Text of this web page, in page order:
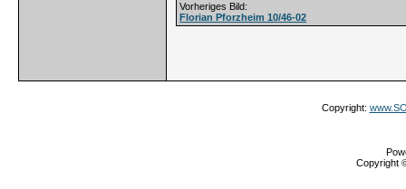
Vorheriges Bild:
Florian Pforzheim 10/46-02
Copyright:
Copyright